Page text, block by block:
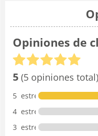
Opiniones de
5 (5 opiniones total)
5 estrellas
4 estrellas
3 estrellas